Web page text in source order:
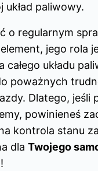
paliwowy.
o regularnym
jego rola
układu
poważnych
Dlatego, jeśli
powinieneś
kontrola stanu
dla Twojego